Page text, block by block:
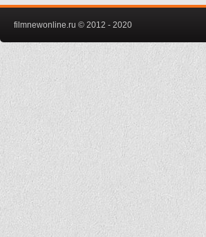
filmnewonline.ru © 2012 - 2020